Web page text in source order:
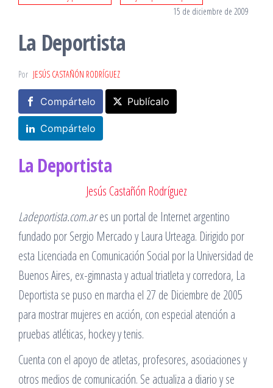
15 de diciembre de 2009
La Deportista
Por JESÚS CASTAÑÓN RODRÍGUEZ
Compártelo Publícalo
Compártelo
La Deportista
Jesús Castañón Rodríguez
Ladeportista.com.ares un portal de Internet argentino
fundado por Sergio Mercado y Laura Urteaga. Dirigido por
esta Licenciada en Comunicación Social por la Universidad de
Buenos Aires, ex-gimnasta y actual triatleta y corredora, La
Deportista se puso en marcha el 27 de Diciembre de 2005
para mostrar mujeres en acción, con especial atención a
pruebas atléticas, hockey y tenis.
Cuenta con el apoyo de atletas, profesores, asociaciones y
otros medios de comunicación. Se actualiza a diario y se